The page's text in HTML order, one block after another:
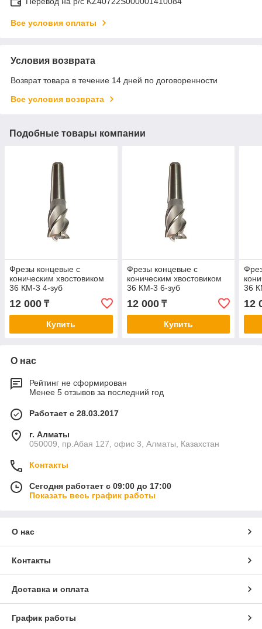
Все условия оплаты
Условия возврата
Возврат товара в течение 14 дней по договоренности
Все условия возврата
Подобные товары компании
Фрезы концевые с
коническим хвостовиком
36 КМ-3 4-зуб
12 000 ₸
Купить
Фрезы концевые с
коническим хвостовиком
36 КМ-3 6-зуб
12 000₸
Купить
36
12
О нас
Рейтинг не сформирован
Менее 5 отзывов за последний год
Работает с 28.03.2017
г. Алматы
050009, пр.Абая 127, офис 3, Алматы, Казахстан
Контакты
Сегодня работает с 09:00 до 17:00
Показать весь график работы
О нас
Контакты
Доставка и оплата
График работы